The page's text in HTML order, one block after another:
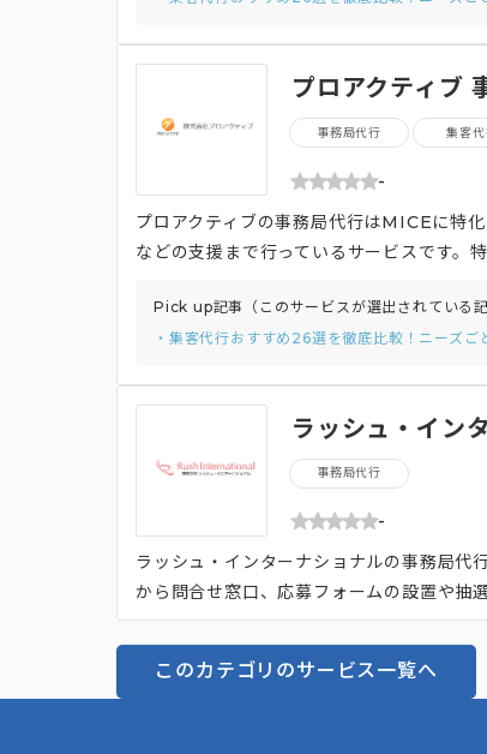
プロアクティブ
事務局代行 集客
-
プロアクティブの事務局代行はMICEに特
などの支援まで行っているサービスです。
援も行っており学術集会のWeb開催の為
しています。
Pick up記事（このサービスが選出されている記
・集客代行おすすめ26選を徹底比較！ニーズ
ラッシュ・イン
事務局代行
-
ラッシュ・インターナショナルの事務局代
から問合せ窓口、応募フォームの設置や抽
NS運用やWebサイト制作・運用、コール
のため、キャンペーン事務局における受付
げ・部分的な依頼のどちらにも対応してい
このカテゴリのサービス一覧へ